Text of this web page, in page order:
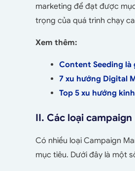
marketing để đạt được
trọng của quá trình chạy
Xem thêm:
Content Seeding là
7 xu hướng Digital
Top 5 xu hướng
II. Các loại
Có nhiều loại Campaign
mục tiêu. Dưới đây là một